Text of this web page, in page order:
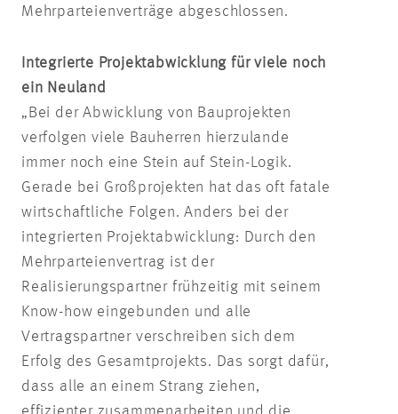
Mehrparteienverträge abgeschlossen.
Integrierte Projektabwicklung für viele noch
ein Neuland
„Bei der Abwicklung von Bauprojekten
verfolgen viele Bauherren hierzulande
immer noch eine Stein auf Stein-Logik.
Gerade bei Großprojekten hat das oft fatale
wirtschaftliche Folgen. Anders bei der
integrierten Projektabwicklung: Durch den
Mehrparteienvertrag ist der
Realisierungspartner frühzeitig mit seinem
Know-how eingebunden und alle
Vertragspartner verschreiben sich dem
Erfolg des Gesamtprojekts. Das sorgt dafür,
dass alle an einem Strang ziehen,